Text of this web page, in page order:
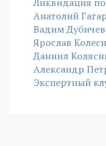
Анатолий
Вадим Дубичев
Ярослав
Даниил
Александр
Экспертный